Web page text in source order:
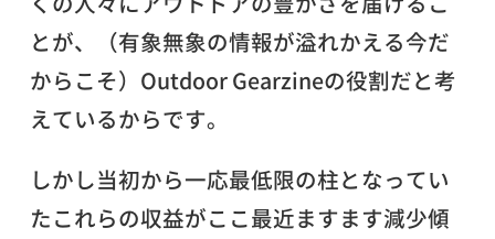
とが、（有象無象の情報が溢れかえる今だ
からこそ）Outdoor Gearzineの役割だと考
えているからです。
しかし当初から一応最低限の柱となってい
たこれらの収益がここ最近ますます減少傾